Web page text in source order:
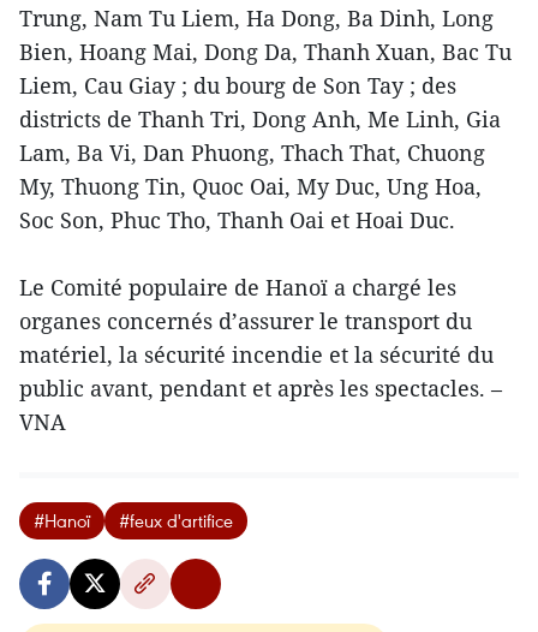
Trung, Nam Tu Liem, Ha Dong, Ba Dinh, Long
Bien, Hoang Mai, Dong Da, Thanh Xuan, Bac Tu
Liem, Cau Giay ; du bourg de Son Tay ; des
districts de Thanh Tri, Dong Anh, Me Linh, Gia
Lam, Ba Vi, Dan Phuong, Thach That, Chuong
My, Thuong Tin, Quoc Oai, My Duc, Ung Hoa,
Soc Son, Phuc Tho, Thanh Oai et Hoai Duc.
Le Comité populaire de Hanoï a chargé les
organes concernés d’assurer le transport du
matériel, la sécurité incendie et la sécurité du
public avant, pendant et après les spectacles. –
VNA
#Hanoï #feux d'artifice